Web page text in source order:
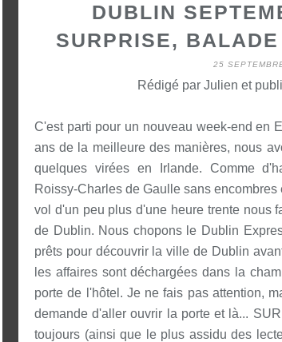
DUBLIN
SURPRISE,
25
Rédigé par Julien et
C'est parti pour un nouveau week-end en
ans de la meilleure des manières, nous
quelques virées en Irlande. Comme
Roissy-Charles de Gaulle sans
vol d'un peu plus d'une heure trente nous
de Dublin. Nous chopons le Dublin
prêts pour découvrir la ville de Dublin
les affaires sont déchargées dans la
porte de l'hôtel. Je ne fais pas attention,
demande d'aller ouvrir la porte et là...
toujours (ainsi que le plus assidu des